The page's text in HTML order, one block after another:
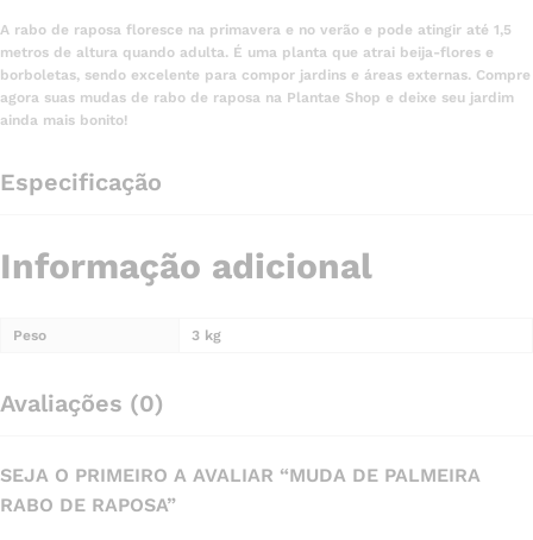
A rabo de raposa floresce na primavera e no verão e pode atingir até 1,5
metros de altura quando adulta. É uma planta que atrai beija-flores e
borboletas, sendo excelente para compor jardins e áreas externas. Compre
agora suas mudas de rabo de raposa na Plantae Shop e deixe seu jardim
ainda mais bonito!
Especificação
Informação adicional
Peso 3 kg
Avaliações (0)
SEJA O PRIMEIRO A AVALIAR “MUDA DE PALMEIRA
RABO DE RAPOSA”